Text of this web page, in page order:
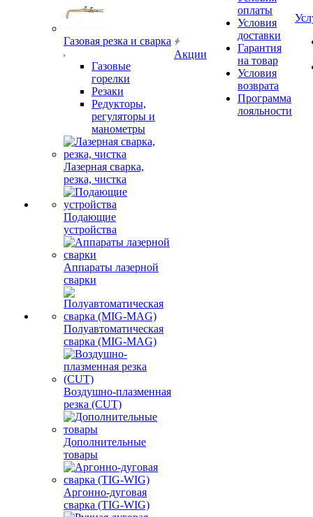
Газовая резка и сварка
Газовые
горелки
Резаки
Редукторы,
регуляторы и
манометры
Лазерная сварка,
резка, чистка
Подающие
устройства
Аппараты лазерной
сварки
Полуавтоматическая
сварка (MIG-MAG)
Воздушно-плазменная
резка (CUT)
Дополнительные
товары
Аргонно-дуговая
сварка (TIG-WIG)
Акции
оплаты
Условия
доставки
Гарантия
на товар
Условия
возврата
Программа
лояльности